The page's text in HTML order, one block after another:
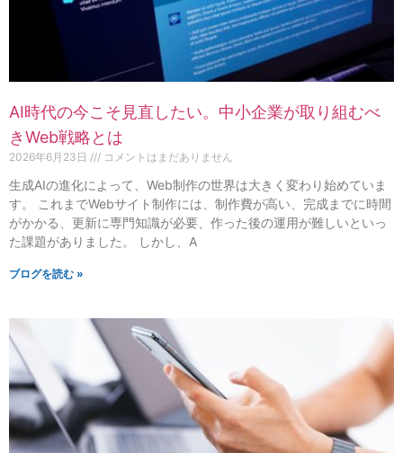
AI時代の今こそ見直したい。中小企業が取り組むべ
きWeb戦略とは
2026年6月23日 コメントはまだありません
生成AIの進化によって、Web制作の世界は大きく変わり始めていま
す。 これまでWebサイト制作には、制作費が高い、完成までに時間
がかかる、更新に専門知識が必要、作った後の運用が難しいといっ
た課題がありました。 しかし、A
ブログを読む »